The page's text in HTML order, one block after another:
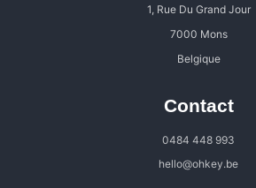
1, Rue Du Grand Jour
7000 Mons
Belgique
Contact
0484 448 993
hello@ohkey.be